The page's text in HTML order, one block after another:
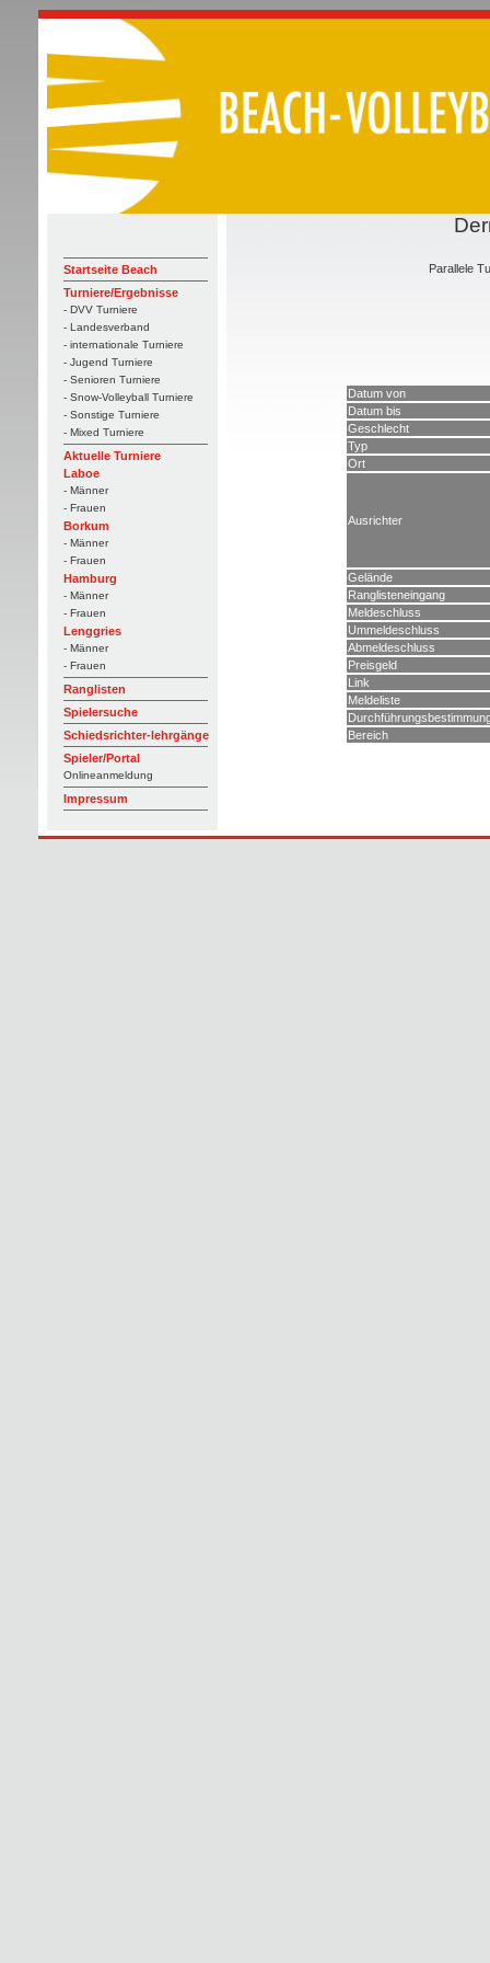
Startseite Beach
Turniere/Ergebnisse
- DVV Turniere
- Landesverband
- internationale Turniere
- Jugend Turniere
- Senioren Turniere
- Snow-Volleyball Turniere
- Sonstige Turniere
- Mixed Turniere
Aktuelle Turniere
Laboe
- Männer
- Frauen
Borkum
- Männer
- Frauen
Hamburg
- Männer
- Frauen
Lenggries
- Männer
- Frauen
Ranglisten
Spielersuche
Schiedsrichter-lehrgänge
Spieler/Portal
Onlineanmeldung
Impressum
Parallele
Datum von
Datum bis
Geschlecht
Typ
Ort
Ausrichter
Gelände
Ranglisteneingang
Meldeschluss
Ummeldeschluss
Abmeldeschluss
Preisgeld
Link
Meldeliste
Bereich